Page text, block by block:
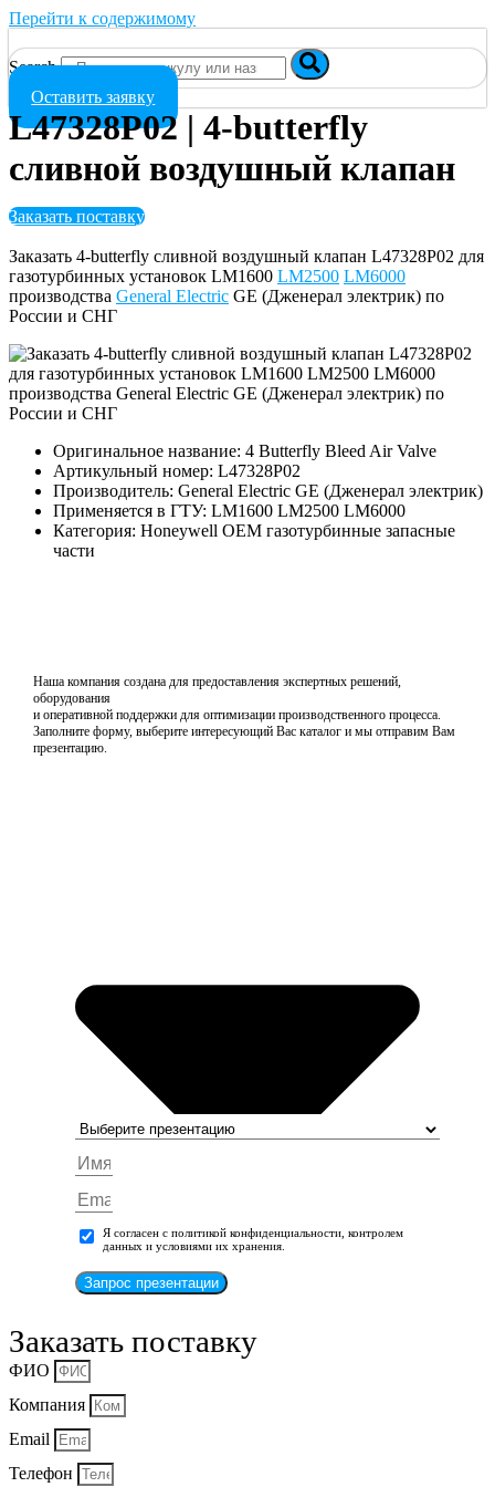
Перейти к содержимому
Search
Оставить заявку
L47328P02 | 4-butterfly
сливной воздушный клапан
Заказать поставку
Заказать 4-butterfly сливной воздушный клапан L47328P02 для
газотурбинных установок LM1600 LM2500 LM6000
производства General Electric GE (Дженерал электрик) по
России и СНГ
Оригинальное название: 4 Butterfly Bleed Air Valve
Артикульный номер: L47328P02
Производитель: General Electric GE (Дженерал электрик)
Применяется в ГТУ: LM1600 LM2500 LM6000
Категория: Honeywell OEM газотурбинные запасные
части
Наша компания создана для предоставления экспертных решений,
оборудования
и оперативной поддержки для оптимизации производственного процесса.
Заполните форму, выберите интересующий Вас каталог и мы отправим Вам
презентацию.
Я согласен с политикой конфиденциальности, контролем
данных и условиями их хранения.
Запрос презентации
Заказать поставку
ФИО
Компания
Email
Телефон